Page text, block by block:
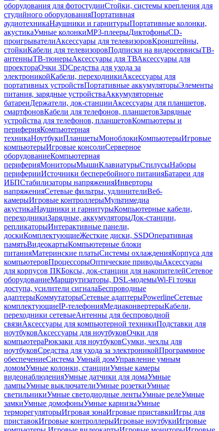
оборудования для фотостудииСтойки, системы крепления для
студийного оборудованияПортативная
аудиотехникаНаушники и гарнитурыПортативные колонки,
акустикаУмные колонкиMP3-плеерыДиктофоныCD-
проигрывателиАксессуары для телевизоровКронштейны,
стойкиКабели для телевизоровПодписки на видеосервисыТВ-
антенныТВ-тюнерыАксессуары для ТВАксессуары для
проектораОчки 3DСредства для ухода за
электроникойКабели, переходникиАксессуары для
портативных устройствПортативные аккумуляторыЭлементы
питания, зарядные устройстваАккумуляторные
батареиДержатели, док-станцииАксессуары для планшетов,
смартфоновКабели для телефонов, планшетовЗарядные
устройства для телефонов, планшетовКомпьютеры и
периферияКомпьютерная
техникаНоутбукиПланшетыМоноблокиКомпьютерыИгровые
компьютерыИгровые консолиСерверное
оборудованиеКомпьютерная
периферияМониторыМышиКлавиатурыСтилусыНаборы
периферииИсточники бесперебойного питанияБатареи для
ИБПСтабилизаторы напряженияИнверторы
напряженияСетевые фильтры, удлинителиВеб-
камерыИгровые контроллерыМультимедиа
акустикаНаушники и гарнитурыКомпьютерные кабели,
переходникиЗарядные, аккумуляторыДок-станции,
репликаторыИнтерактивные панели,
доскиКомплектующиеЖесткие диски, SSDОперативная
памятьВидеокартыКомпьютерные блоки
питанияМатеринские платыСистемы охлажденияКорпуса для
компьютеровПроцессорыОптические приводыАксессуары
для корпусов ПКБоксы, док-станции для накопителейСетевое
оборудованиеМаршрутизаторы, DSL-модемыWi-Fi точки
доступа, усилители сигналаБеспроводные
адаптерыКоммутаторыСетевые адаптерыPowerlineСетевые
комплектующиеIP-телефонияМедиаконвертерыКабели,
переходники сетевыеАнтенны для беспроводной
связиАксессуары для компьютерной техникиПодставки для
ноутбуковАксессуары для ноутбуковОчки для
компьютераРюкзаки для ноутбуковСумки, чехлы для
ноутбуковСредства для ухода за электроникойПрограммное
обеспечениеСистема Умный домУправление умным
домомУмные колонки, станцииУмные камеры
видеонаблюденияУмные датчики для домаУмные
лампыУмные выключателиУмные розеткиУмные
светильникиУмные светодиодные лентыУмные релеУмные
замкиУмные домофоныУмные карнизыУмные
терморегуляторыИгровая зонаИгровые приставкиИгры для
приставокИгровые контроллерыИгровые ноутбукиИгровые